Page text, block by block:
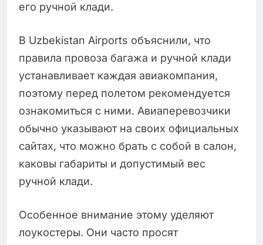
его ручной клади.
В Uzbekistan Airports объяснили, что
правила провоза багажа и ручной клади
устанавливает каждая авиакомпания,
поэтому перед полетом рекомендуется
ознакомиться с ними. Авиаперевозчики
обычно указывают на своих официальных
сайтах, что можно брать с собой в салон,
каковы габариты и допустимый вес
ручной клади.
Особенное внимание этому уделяют
лоукостеры. Они часто просят